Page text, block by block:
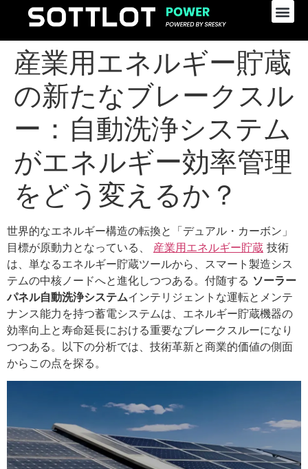
産業用エネルギー貯蔵
の新たなブレークスル
ー：自動洗浄システム
がエネルギー効率管理
をどう変えるか？
世界的なエネルギー構造の転換と「デュアル・カーボン」
目標が原動力となっている、 産業用エネルギー貯蔵 技術
は、単なるエネルギー貯蔵ツールから、スマート製造シス
テムの中核ノードへと進化しつつある。付随する ソーラー
パネル自動洗浄システムインテリジェントな運転とメンテ
ナンス能力を持つ蓄電システムは、エネルギー貯蔵機器の
効率向上と寿命延長における重要なブレークスルーになり
つつある。以下の分析では、技術革新と商業的価値の側面
からこの点を探る。